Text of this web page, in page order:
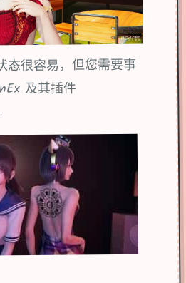
态很容易，但您需要事
及其插件